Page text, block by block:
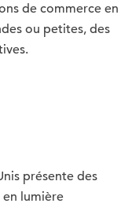
de commerce en
ou petites, des
présente des
lumière